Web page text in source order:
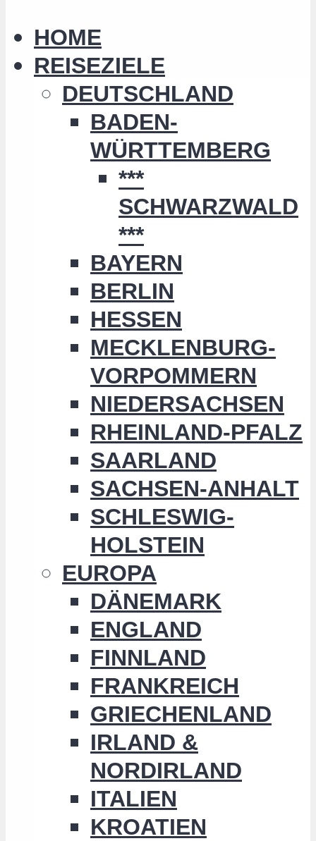
HOME
REISEZIELE
DEUTSCHLAND
BADEN-
WÜRTTEMBERG
***
SCHWARZWALD
***
BAYERN
BERLIN
HESSEN
MECKLENBURG-
VORPOMMERN
NIEDERSACHSEN
RHEINLAND-PFALZ
SAARLAND
SACHSEN-ANHALT
SCHLESWIG-
HOLSTEIN
EUROPA
DÄNEMARK
ENGLAND
FINNLAND
FRANKREICH
GRIECHENLAND
IRLAND &
NORDIRLAND
ITALIEN
KROATIEN